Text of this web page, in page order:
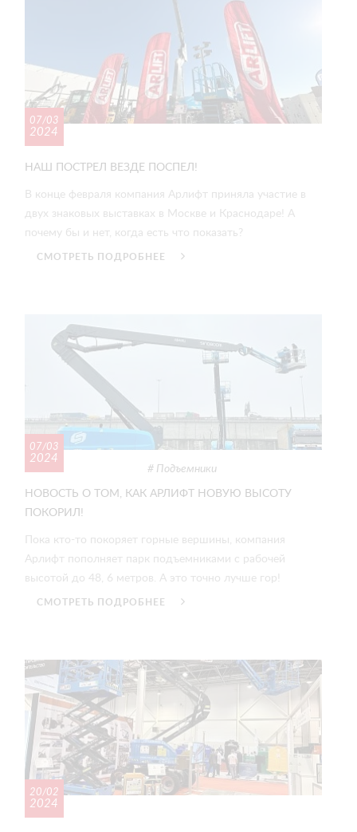
07/03
2024
НАШ ПОСТРЕЛ ВЕЗДЕ ПОСПЕЛ!
В конце февраля компания Арлифт приняла участие в
двух знаковых выставках в Москве и Краснодаре! А
почему бы и нет, когда есть что показать?
СМОТРЕТЬ ПОДРОБНЕЕ
07/03
2024
Подъемники
НОВОСТЬ О ТОМ, КАК АРЛИФТ НОВУЮ ВЫСОТУ
ПОКОРИЛ!
Пока кто-то покоряет горные вершины, компания
Арлифт пополняет парк подъемниками с рабочей
высотой до 48, 6 метров. А это точно лучше гор!
СМОТРЕТЬ ПОДРОБНЕЕ
20/02
2024